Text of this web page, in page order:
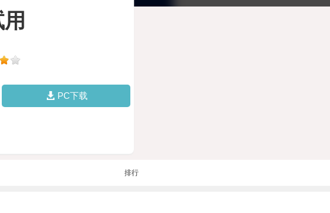
PC下载
排行